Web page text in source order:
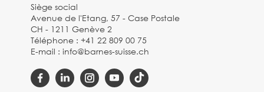
Siège social
Avenue de l'Etang, 57 - Case Postale
CH - 1211 Genève 2
Téléphone :+41 22 809 00 75
E-mail :info@barnes-suisse.ch